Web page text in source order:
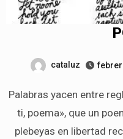
cataluz
Palabras yacen entre reglas y pensamientos infinitos, «A
ti, poema», que un
plebeyas en libertad